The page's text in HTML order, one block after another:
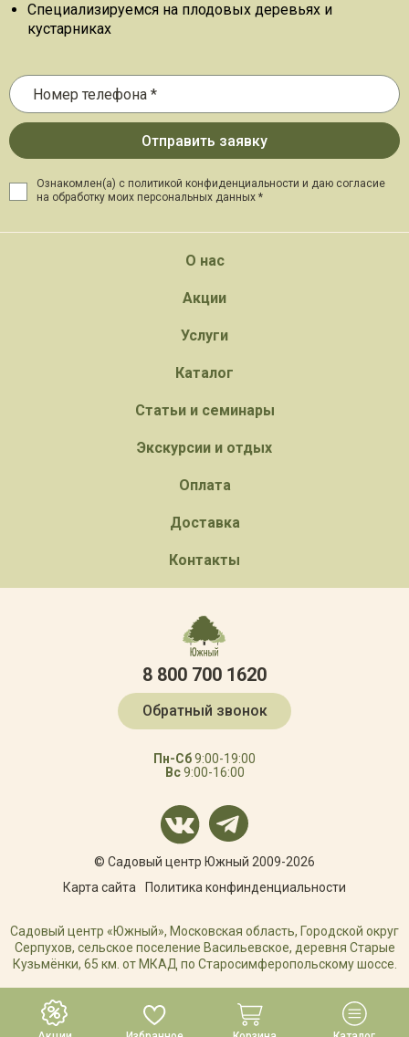
Специализируемся на плодовых деревьях и
кустарниках
Ознакомлен(а) с политикой конфиденциальности и даю согласие
на обработку моих персональных данных *
О нас
Акции
Услуги
Каталог
Статьи и семинары
Экскурсии и отдых
Оплата
Доставка
Контакты
8 800 700 1620
Обратный звонок
Пн-Сб9:00-19:00
Вс9:00-16:00
© Садовый центр Южный 2009-2026
Карта сайта
Политика конфинденциальности
Садовый центр «Южный», Московская область, Городской округ
Серпухов, сельское поселение Васильевское, деревня Старые
Кузьмёнки, 65 км. от МКАД по Старосимферопольскому шоссе.
РАЗРАБОТКА САЙТА